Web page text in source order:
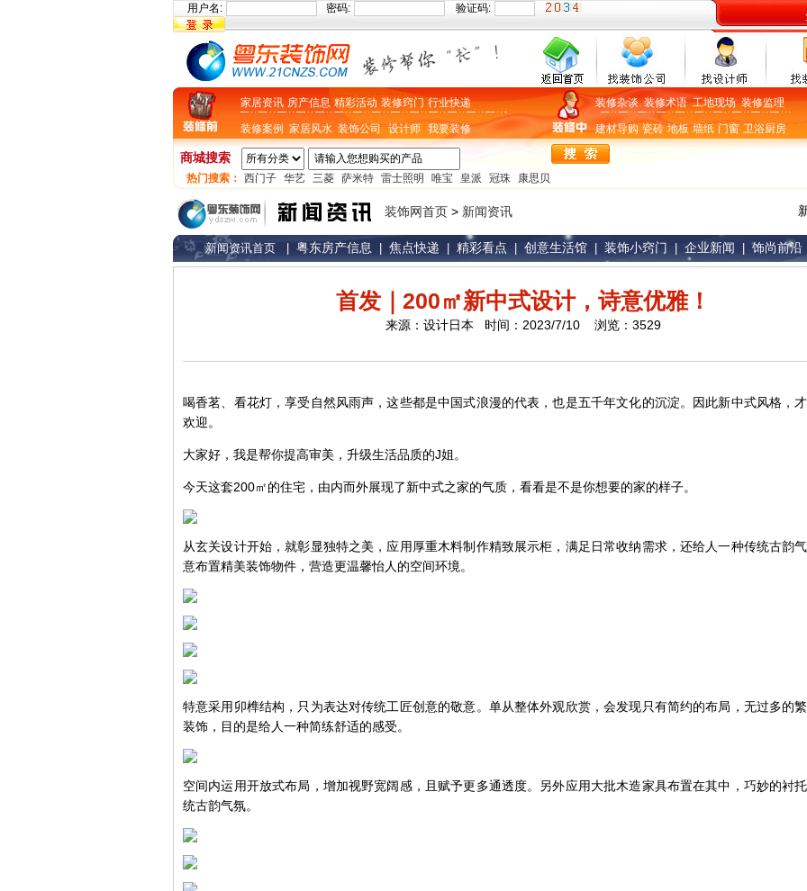
用户名: 密码: 验证码:
家居资讯 房产信息 精彩活动 装修窍门 行业快递 装修杂谈装修术语工地现场装修监理
装修案例 家居风水 装饰公司 设计师 我要装修 建材导购 瓷砖 地板 墙纸 门窗 卫浴厨房
商城搜索
热门搜索： 西门子 华艺 三菱 萨米特 雷士照明 唯宝 皇派 冠珠 康思贝
装饰网首页 > 新闻资讯
新闻资讯首页 粤东房产信息 焦点快递 精彩看点 创意生活馆 装饰小窍门 企业新闻 饰尚前沿
首发｜200㎡新中式设计，诗意优雅！
来源：设计日本 时间：2023/7/10 浏览：3529
喝香茗、看花灯，享受自然风雨声，这些都是中国式浪漫的代表，也是五千年文化的沉淀。因此新中式风格，
欢迎。
大家好，我是帮你提高审美，升级生活品质的J姐。
今天这套200㎡的住宅，由内而外展现了新中式之家的气质，看看是不是你想要的家的样子。
从玄关设计开始，就彰显独特之美，应用厚重木料制作精致展示柜，满足日常收纳需求，还给人一种传统古韵
意布置精美装饰物件，营造更温馨怡人的空间环境。
特意采用卯榫结构，只为表达对传统工匠创意的敬意。单从整体外观欣赏，会发现只有简约的布局，无过多的
装饰，目的是给人一种简练舒适的感受。
空间内运用开放式布局，增加视野宽阔感，且赋予更多通透度。另外应用大批木造家具布置在其中，巧妙的衬
统古韵气氛。